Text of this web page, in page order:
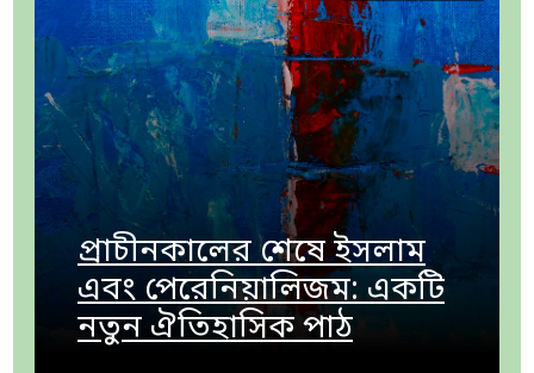
প্রাচীনকালের শেষে ইসলাম
এবং পেরেনিয়ালিজম: একটি
নতুন ঐতিহাসিক পাঠ